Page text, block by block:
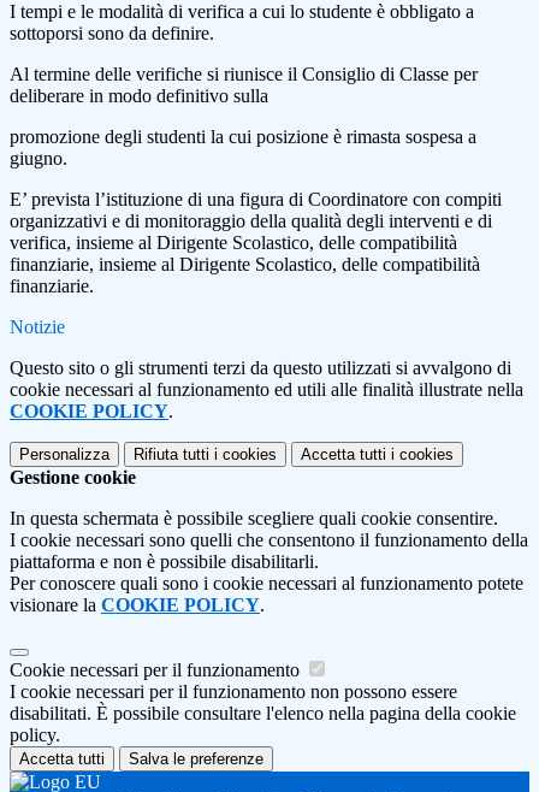
I tempi e le modalità di verifica a cui lo studente è obbligato a
sottoporsi sono da definire.
Al termine delle verifiche si riunisce il Consiglio di Classe per
deliberare in modo definitivo sulla
promozione degli studenti la cui posizione è rimasta sospesa a
giugno.
E’ prevista l’istituzione di una figura di Coordinatore con compiti
organizzativi e di monitoraggio della qualità degli interventi e di
verifica, insieme al Dirigente Scolastico, delle compatibilità
finanziarie, insieme al Dirigente Scolastico, delle compatibilità
finanziarie.
Notizie
Questo sito o gli strumenti terzi da questo utilizzati si avvalgono di
cookie necessari al funzionamento ed utili alle finalità illustrate nella
COOKIE POLICY.
Personalizza Rifiuta tutti i cookies Accetta tutti i cookies
Gestione cookie
In questa schermata è possibile scegliere quali cookie consentire.
I cookie necessari sono quelli che consentono il funzionamento della
piattaforma e non è possibile disabilitarli.
Per conoscere quali sono i cookie necessari al funzionamento potete
visionare la COOKIE POLICY.
Cookie necessari per il funzionamento
I cookie necessari per il funzionamento non possono essere
disabilitati. È possibile consultare l'elenco nella pagina della cookie
policy.
Accetta tutti Salva le preferenze